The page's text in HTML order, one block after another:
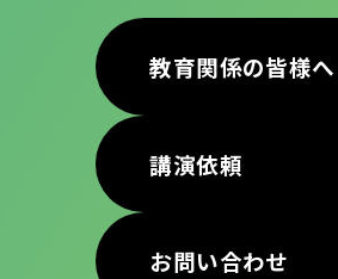
教育関係の皆様へ
講演依頼
お問い合わせ